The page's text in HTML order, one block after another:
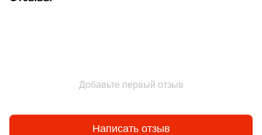
Добавьте первый отзыв
Написать отзыв